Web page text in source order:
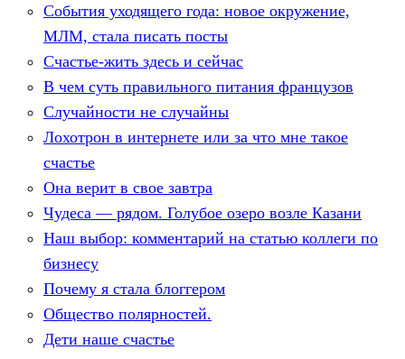
События уходящего года: новое окружение,
МЛМ, стала писать посты
Счастье-жить здесь и сейчас
В чем суть правильного питания французов
Случайности не случайны
Лохотрон в интернете или за что мне такое
счастье
Она верит в свое завтра
Чудеса — рядом. Голубое озеро возле Казани
Наш выбор: комментарий на статью коллеги по
бизнесу
Почему я стала блоггером
Общество полярностей.
Дети наше счастье